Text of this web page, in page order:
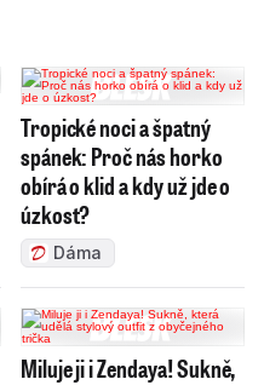
Tropické noci a špatný
spánek: Proč nás horko
obírá o klid a kdy už jde o
úzkost?
Dáma
Miluje ji i Zendaya! Sukně,